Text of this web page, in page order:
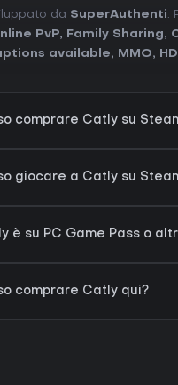
da SuperAuthenti.
PvP, Family Sharing,
available, MMO,
comprare Catly su
giocare a Catly su
è su PC Game Pass o
comprare Catly qui?